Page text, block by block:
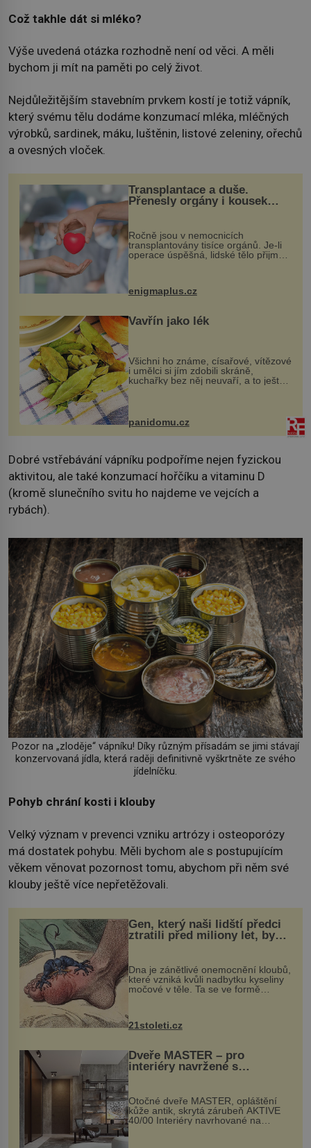
Což takhle dát si mléko?
Výše uvedená otázka rozhodně není od věci. A měli
bychom ji mít na paměti po celý život.
Nejdůležitějším stavebním prvkem kostí je totiž vápník,
který svému tělu dodáme konzumací mléka, mléčných
výrobků, sardinek, máku, luštěnin, listové zeleniny, ořechů
a ovesných vloček.
Transplantace a duše.
Přenesly orgány i kousek
Ročně jsou v nemocnicích
transplantovány tisíce orgánů. Je-li
operace úspěšná, lidské tělo přijme
enigmaplus.cz
Vavřín jako lék
Všichni ho známe, císařové, vítězové
i umělci si jím zdobili skráně,
kuchařky bez něj neuvaří, a to ještě
nevíte, že bobkový list může výrazně
zmírnit některé naše neduhy.
Obsahuje v malém množství ně...
panidomu.cz
Dobré vstřebávání vápníku podpoříme nejen fyzickou
aktivitou, ale také konzumací hořčíku a vitaminu D
(kromě slunečního svitu ho najdeme ve vejcích a
rybách).
Pozor na „zloděje“ vápníku! Díky různým přísadám se jimi stávají
konzervovaná jídla, která raději definitivně vyškrtněte ze svého
jídelníčku.
Pohyb chrání kosti i klouby
Velký význam v prevenci vzniku artrózy i osteoporózy
má dostatek pohybu. Měli bychom ale s postupujícím
věkem věnovat pozornost tomu, abychom při něm své
klouby ještě více nepřetěžovali.
Gen, který naši lidští předci
ztratili před miliony let, by
mohl pomoci s léčbou
„nemoci králů“
Dna je zánětlivé onemocnění kloubů,
které vzniká kvůli nadbytku kyseliny
močové v těle. Ta se ve formě
nohou, a způsobuje bole...
21stoleti.cz
Dveře MASTER – pro
interiéry navržené s
rozumem i vášní!
Otočné dveře MASTER, opláštění
kůže antik, skrytá zárubeň AKTIVE
40/00 Interiéry navrhované na
zakázku často vyžadují atypické
rozměry nejen nábytku, ale i